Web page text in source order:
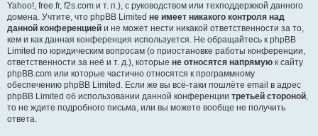
Yahoo!, free.fr, f2s.com и т. п.), с руководством или техподдержкой данного
домена. Учтите, что phpBB Limited не имеет никакого контроля над
данной конференцией и не может нести никакой ответственности за то,
кем и как данная конференция используется. Не обращайтесь к phpBB
Limited по юридическим вопросам (о приостановке работы конференции,
ответственности за неё и т. д.), которые не относятся напрямую к сайту
phpBB.com или которые частично относятся к программному
обеспечению phpBB Limited. Если же вы всё-таки пошлёте email в адрес
phpBB Limited об использовании данной конференции третьей стороной,
то не ждите подробного письма, или вы можете вообще не получить
ответа.